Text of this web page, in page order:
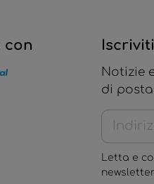
con
Notizie
di
Letta e
newsletter.